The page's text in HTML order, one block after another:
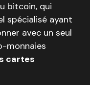
bitcoin, qui
spécialisé ayant
avec un seul
monnaies
cartes